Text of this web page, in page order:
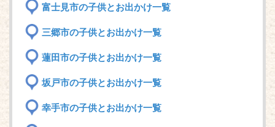
富士見市の子供とお出かけ一覧
三郷市の子供とお出かけ一覧
蓮田市の子供とお出かけ一覧
坂戸市の子供とお出かけ一覧
幸手市の子供とお出かけ一覧